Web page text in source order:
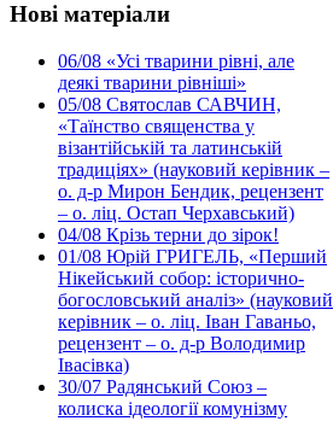
Нові матеріали
06/08 «Усі тварини рівні, але
деякі тварини рівніші»
05/08 Святослав САВЧИН,
«Таїнство священства у
візантійській та латинській
традиціях» (науковий керівник –
о. д-р Мирон Бендик, рецензент
– о. ліц. Остап Черхавський)
04/08 Крізь терни до зірок!
01/08 Юрій ГРИГЕЛЬ, «Перший
Нікейський собор: історично-
богословський аналіз» (науковий
керівник – о. ліц. Іван Гаваньо,
рецензент – о. д-р Володимир
Івасівка)
30/07 Радянський Союз –
колиска ідеології комунізму